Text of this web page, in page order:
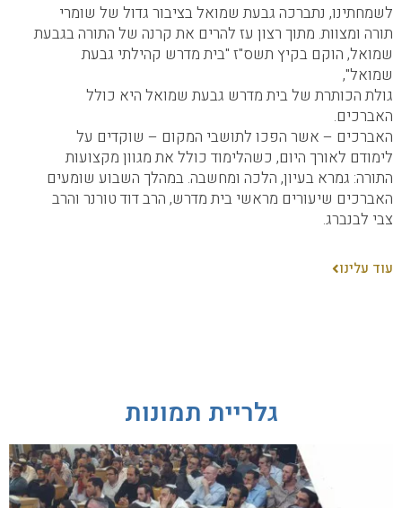
לשמחתינו, נתברכה גבעת שמואל בציבור גדול של שומרי
תורה ומצוות. מתוך רצון עז להרים את קרנה של התורה בגבעת
שמואל, הוקם בקיץ תשס"ז "בית מדרש קהילתי גבעת
שמואל",
גולת הכותרת של בית מדרש גבעת שמואל היא כולל
האברכים.
האברכים – אשר הפכו לתושבי המקום – שוקדים על
לימודם לאורך היום, כשהלימוד כולל את מגוון מקצועות
התורה: גמרא בעיון, הלכה ומחשבה. במהלך השבוע שומעים
האברכים שיעורים מראשי בית מדרש, הרב דוד טורנר והרב
צבי לבנברג.
עוד עלינו
גלריית תמונות